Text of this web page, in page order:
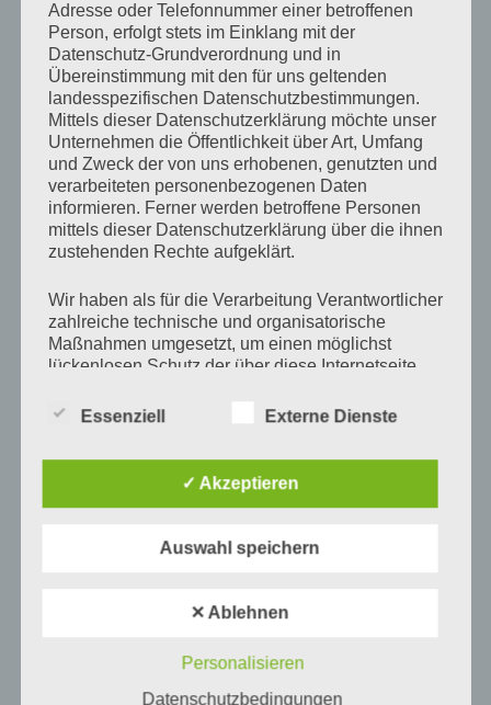
Deine E-Mail-Adresse wird nicht veröffentlicht.
Erforderliche Felder sind mit*markiert
Kommentar*
Adresse oder Telefonnummer einer betroffenen
Person, erfolgt stets im Einklang mit der
Datenschutz-Grundverordnung und in
Übereinstimmung mit den für uns geltenden
landesspezifischen Datenschutzbestimmungen.
Mittels dieser Datenschutzerklärung möchte unser
Unternehmen die Öffentlichkeit über Art, Umfang
und Zweck der von uns erhobenen, genutzten und
verarbeiteten personenbezogenen Daten
informieren. Ferner werden betroffene Personen
mittels dieser Datenschutzerklärung über die ihnen
zustehenden Rechte aufgeklärt.
Wir haben als für die Verarbeitung Verantwortlicher
zahlreiche technische und organisatorische
Maßnahmen umgesetzt, um einen möglichst
lückenlosen Schutz der über diese Internetseite
sicherzustellen. Dennoch können Internetbasierte
Schutz nicht gewährleistet werden kann. Aus
diesem Grund steht es jeder betroffenen Person
alternativen Wegen, beispielsweise telefonisch, an
Begriffsbestimmungen
Die Datenschutzerklärung beruht auf den
Essenziell Externe Dienste
✓ Akzeptieren
Auswahl speichern
✕ Ablehnen
Personalisieren
Datenschutzbedingungen